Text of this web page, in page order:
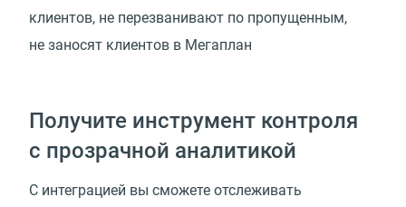
клиентов, не перезванивают по пропущенным,
не заносят клиентов в Мегаплан
Получите инструмент контроля
с прозрачной аналитикой
С интеграцией вы сможете отслеживать